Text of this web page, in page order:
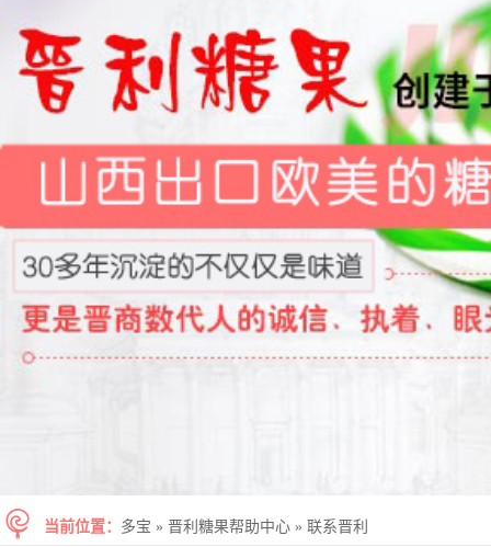
当前位置： 多宝 » 晋利糖果帮助中心 » 联系晋利